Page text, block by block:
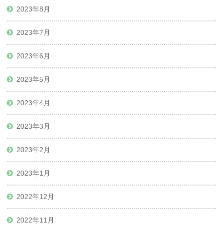
2023年8月
2023年7月
2023年6月
2023年5月
2023年4月
2023年3月
2023年2月
2023年1月
2022年12月
2022年11月